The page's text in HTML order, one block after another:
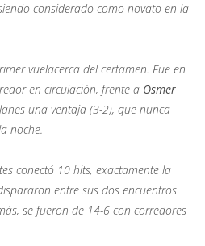
considerado como novato en la
vuelacerca del certamen. Fue en
en circulación, frente a Osmer
una ventaja (3-2), que nunca
noche.
conectó 10 hits, exactamente la
entre sus dos encuentros
se fueron de 14-6 con corredores